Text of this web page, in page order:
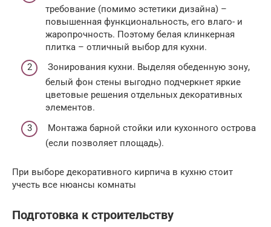
требование (помимо эстетики дизайна) –
повышенная функциональность, его влаго- и
жаропрочность. Поэтому белая клинкерная
плитка – отличный выбор для кухни.
Зонирования кухни. Выделяя обеденную зону,
белый фон стены выгодно подчеркнет яркие
цветовые решения отдельных декоративных
элементов.
Монтажа барной стойки или кухонного острова
(если позволяет площадь).
При выборе декоративного кирпича в кухню стоит
учесть все нюансы комнаты
Подготовка к строительству